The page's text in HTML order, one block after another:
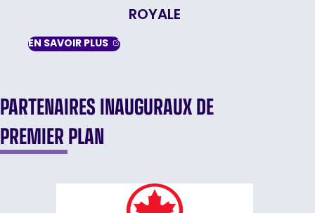
ROYALE
EN SAVOIR PLUS , OPENS IN A NEW TAB
PARTENAIRES INAUGURAUX DE
PREMIER PLAN